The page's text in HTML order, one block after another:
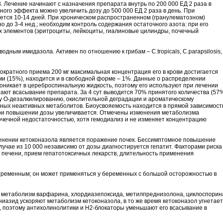
начинают с назначения препарата внутрь по 200 000 ЕД 2 раза в
эффекта можно увеличить дозу до 500 000 ЕД 2 раза в день. При
10-14 дней. При хроническом распространенном (гранулематозном)
до 3-4 нед.; необходим контроль содержания остаточного азота: при его
элементов (эритроциты, лейкоциты, гиалиновые цилиндры, почечный
имидазола. Активен по отношению к грибам – C.tropicals, C.parapsilosis,
приема 200 мг максимальная концентрация его в крови достигается
(15%), находится и в свободной форме – 1%. Данные о распределении
в цереброспинальную жидкость, поэтому его используют при лечении
всасывание препарата. За 4 сут выводится 70% принятого количества
дезалкилированию, окислительной деградации и ароматическому
неактивных метаболитов. Биоусвояемость находится в прямой
повышении дозы увеличивается. Отмечены изменения метаболизма
недостаточностью, хотя гемодиализ и не изменяет концентрацию
кетоконазола является поражение почек. Бессимптомное повышение
из 10 000 независимо от дозы диагностируется гепатит. Факторами риска
прием гепатотоксичных лекарств, длительность применения
он может применяться у беременных с большой осторожностью в
варфарина, хлордиазепоксида, метилпреднизолона,
ускоряют метаболизм кетоконазола, в то же время кетоконазол угнетает
антихолинолитики и Н2-блокаторы уменьшают его всасывание в